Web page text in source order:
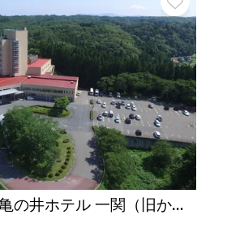
湯YOUパーク 亀の井ホテル 一関（旧かんぽの宿一関）（岩手県）